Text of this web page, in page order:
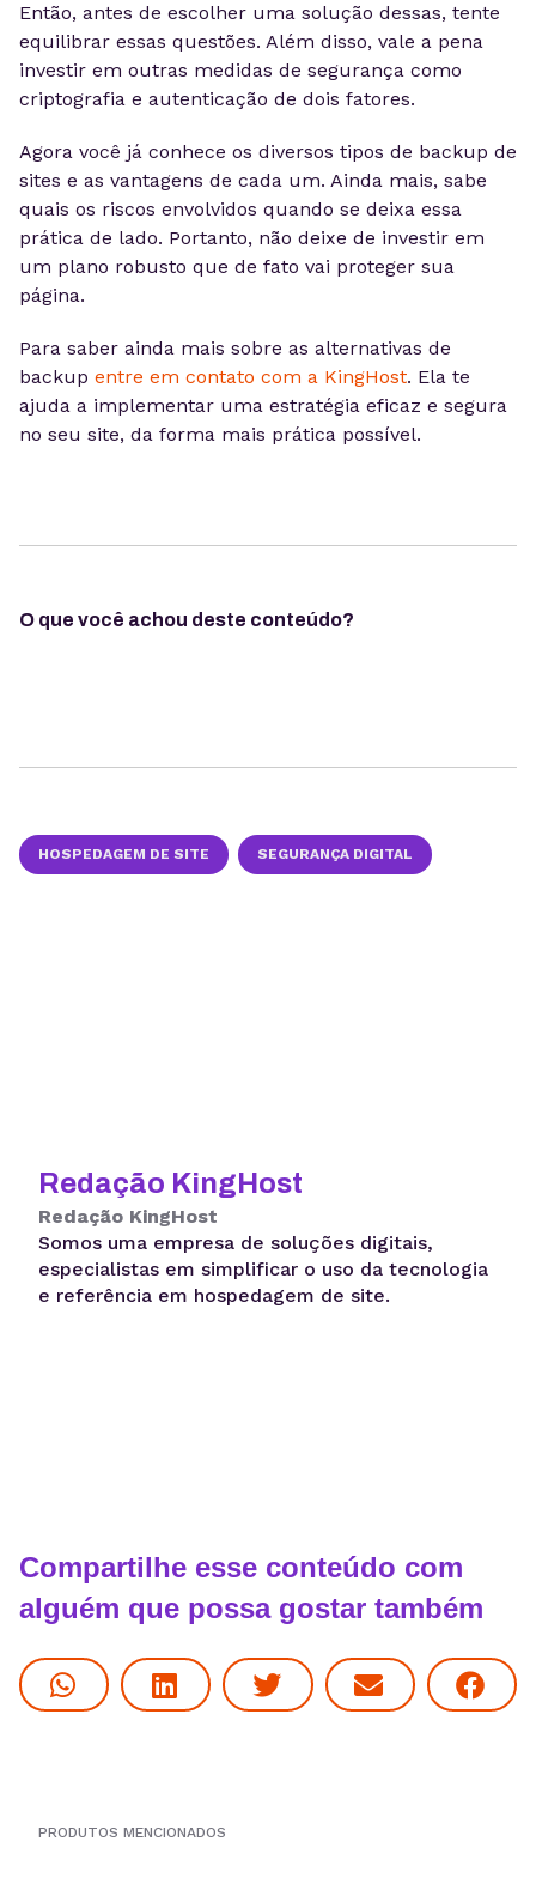
Então, antes de escolher uma solução dessas, tente
equilibrar essas questões. Além disso, vale a pena
investir em outras medidas de segurança como
criptografia e autenticação de dois fatores.
Agora você já conhece os diversos tipos de backup de
sites e as vantagens de cada um. Ainda mais, sabe
quais os riscos envolvidos quando se deixa essa
prática de lado. Portanto, não deixe de investir em
um plano robusto que de fato vai proteger sua
página.
Para saber ainda mais sobre as alternativas de
backup entre em contato com a KingHost. Ela te
ajuda a implementar uma estratégia eficaz e segura
no seu site, da forma mais prática possível.
O que você achou deste conteúdo?
HOSPEDAGEM DE SITE SEGURANÇA DIGITAL
Redação KingHost
Redação KingHost
Somos uma empresa de soluções digitais,
especialistas em simplificar o uso da tecnologia
e referência em hospedagem de site.
Compartilhe esse conteúdo com
alguém que possa gostar também
PRODUTOS MENCIONADOS